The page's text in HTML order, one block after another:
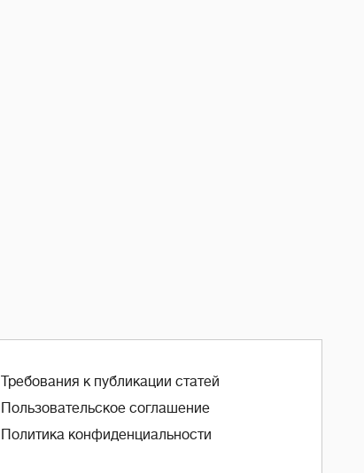
Требования к публикации статей
Пользовательское соглашение
Политика конфиденциальности